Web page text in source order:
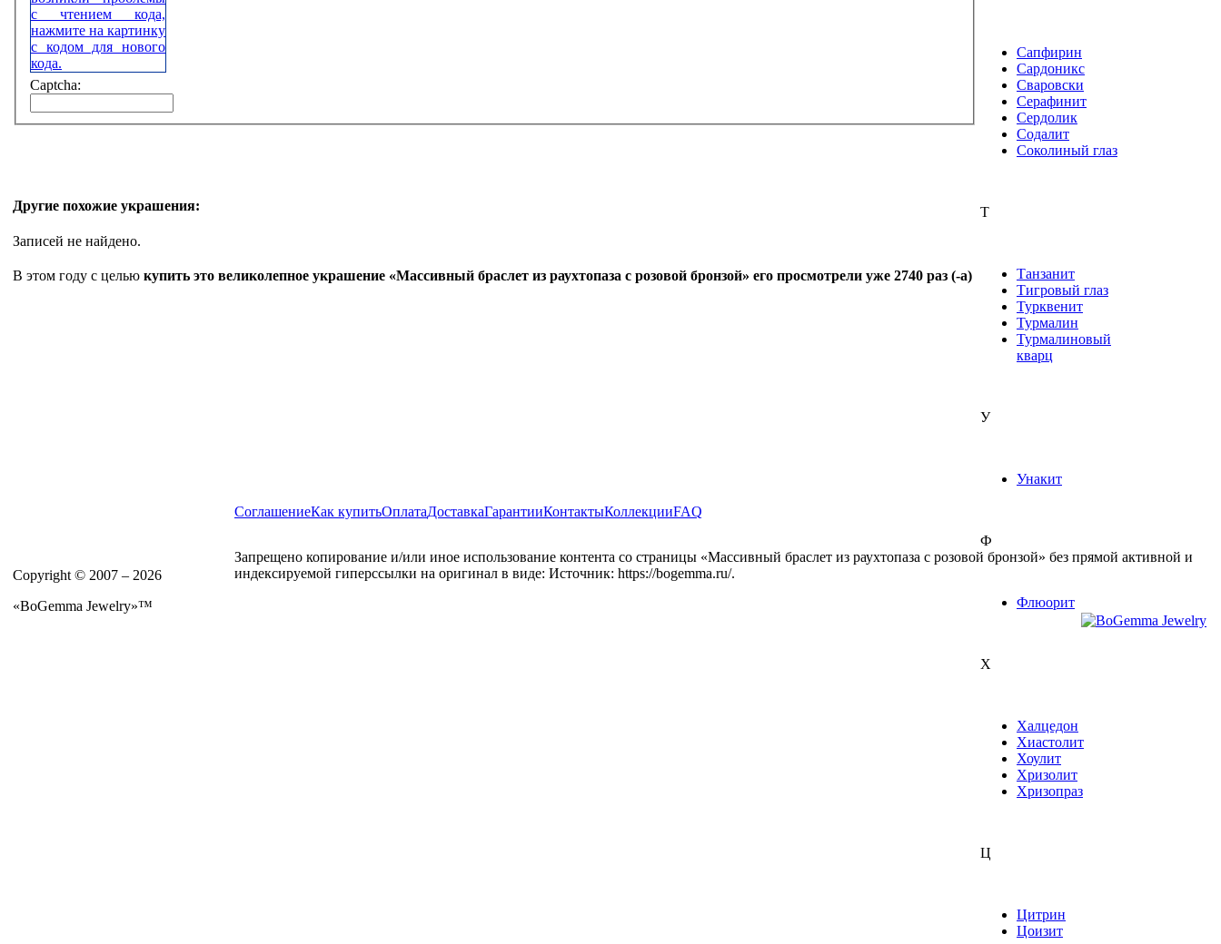
Captcha:
Другие похожие украшения:
Записей не найдено.
В этом году с целью купить это великолепное украшение «Массивный браслет из раухтопаза с розовой бронзой» его просмотрели уже 2740 раз (-а)
Сапфирин
Сардоникс
Сваровски
Серафинит
Сердолик
Содалит
Соколиный глаз
Т
Танзанит
Тигровый глаз
Турквенит
Турмалин
Турмалиновый
кварц
У
Унакит
Ф
Флюорит
Х
Халцедон
Хиастолит
Хоулит
Хризолит
Хризопраз
Ц
Цитрин
Цоизит
Copyright © 2007 – 2026
«BoGemma Jewelry»™
СоглашениеКак купитьОплатаДоставкаГарантииКонтактыКоллекцииFAQ
Запрещено копирование и/или иное использование контента со страницы «Массивный браслет из раухтопаза с розовой бронзой» без прямой активной и
индексируемой гиперссылки на оригинал в виде: Источник: https://bogemma.ru/.